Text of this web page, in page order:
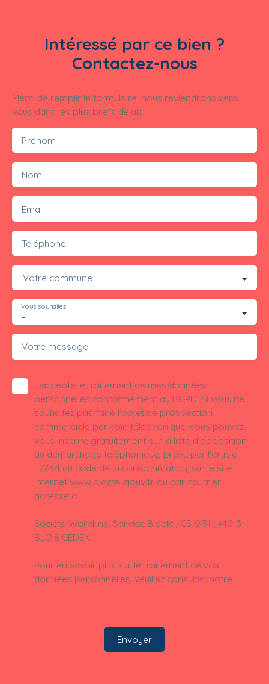
Intéressé par ce bien ?
Contactez-nous
Merci de remplir le formulaire, nous reviendrons vers
vous dans les plus brefs délais.
Prénom
Nom
Email
Téléphone
Votre commune
-
Vous souhaitez
Votre message
J'accepte le traitement de mes données
personnelles conformément au RGPD. Si vous ne
souhaitez pas faire l'objet de prospection
commerciale par voie téléphonique, vous pouvez
vous inscrire gratuitement sur la liste d'opposition
au démarchage téléphonique, prévu par l'article
L223-1 du code de la consommation, sur le site
Internet www.bloctel.gouv.fr ou par courrier
adressé à :
Société Worldline, Service Bloctel, CS 61311, 41013
BLOIS CEDEX.
Pour en savoir plus sur le traitement de vos
données personnelles, veuillez consulter notre
.
Envoyer